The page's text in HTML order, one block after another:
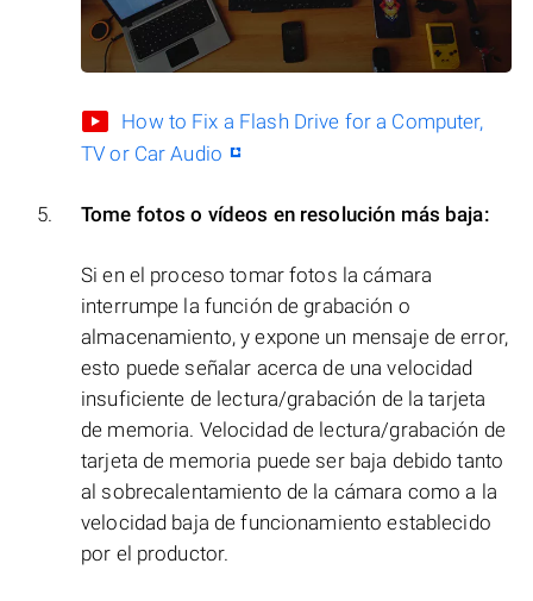
How to Fix a Flash Drive for a Computer,
TV or Car Audio
Tome fotos o vídeos en resolución más baja:
Si en el proceso tomar fotos la cámara
interrumpe la función de grabación o
almacenamiento, y expone un mensaje de error,
esto puede señalar acerca de una velocidad
insuficiente de lectura/grabación de la tarjeta
de memoria. Velocidad de lectura/grabación de
tarjeta de memoria puede ser baja debido tanto
al sobrecalentamiento de la cámara como a la
velocidad baja de funcionamiento establecido
por el productor.